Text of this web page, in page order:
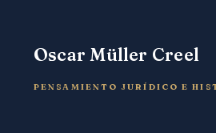
Oscar Müller Creel
PENSAMIENTO JURÍDICO E